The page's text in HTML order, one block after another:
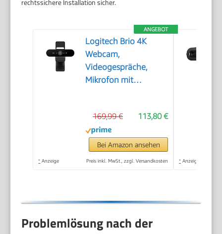
rechtssichere Installation sicher.
ANGEBOT
Logitech Brio 4K
Webcam,
Videogespräche,
Mikrofon mit
113,80 €
169,99 €
Bei Amazon ansehen
* Anzeige Preis inkl. MwSt., zzgl. Versandkosten * Anzeige
Problemlösung nach der